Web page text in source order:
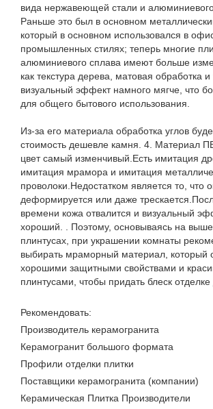
вида нержавеющей стали и алюминиевого
Раньше это был в основном
который в основном использовался в
промышленных стилях; теперь многие
алюминиевого сплава имеют больше
как текстура дерева, матовая обработка и
визуальный эффект намного мягче, что
для общего бытового использования.
Из-за его материала обработка углов
стоимость дешевле камня. 4. Материал
цвет самый изменчивый.Есть имитация
имитация мрамора и имитация
проволоки.Недостатком является то, что
деформируется или даже
времени кожа отвалится и визуальный
хороший. . Поэтому, основываясь на
плинтусах, при украшении комнаты
выбирать мраморный материал, который
хорошими защитными свойствами и
плинтусами, чтобы придать блеск отделке
Рекомендовать:
Производитель керамогранита
Керамогранит большого формата
Профили отделки плитки
Поставщики керамогранита (компании)
Керамическая Плитка Производители